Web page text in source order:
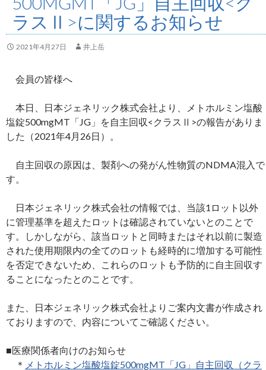
ラスⅡ>に関するお知らせ
2021年4月27日 井上岳
会員の皆様へ
本日、日本ジェネリック株式会社より、メトホルミン塩酸
塩錠500mgMT「JG」を自主回収<クラスⅡ>の報告がありま
した（2021年4月26日）。
自主回収の原因は、製剤への発がん性物質のNDMA混入で
す。
日本ジェネリック株式会社の情報では、当該1ロット以外
に管理基準を超えたロットは確認されていないとのことで
す。しかしながら、該当ロットと同時またはそれ以前に製造
された使用期限内の全てのロットも経時的に増加する可能性
を否定できないため、これらのロットも予防的に自主回収す
ることになったとのことです。
また、日本ジェネリック株式会社よりご案内文書が作成され
ておりますので、内容についてご確認ください。
■医療関係者向けのお知らせ
＊ メトホルミン塩酸塩錠500mgMT「JG」自主回収（クラ